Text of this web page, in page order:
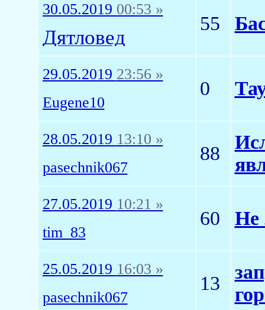
30.05.2019 00:53 »
Дятловед
55
29.05.2019 23:56 »
Eugene10
0
28.05.2019 13:10 »
pasechnik067
88
27.05.2019 10:21 »
tim_83
60 Не
25.05.2019 16:03 »
pasechnik067
13